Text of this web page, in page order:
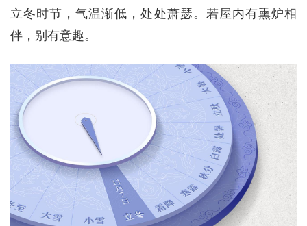
立冬时节，气温渐低，处处萧瑟。若屋内有熏炉相
伴，别有意趣。